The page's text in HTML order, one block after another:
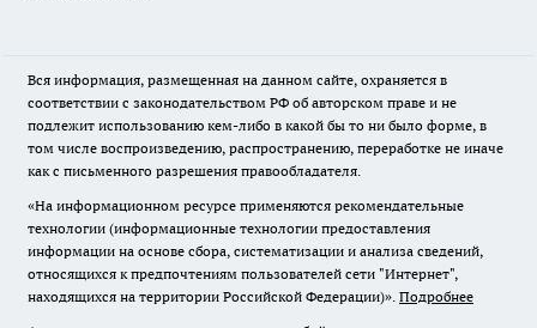
Вся информация, размещенная на данном сайте, охраняется в
соответствии с законодательством РФ об авторском праве и не
подлежит использованию кем-либо в какой бы то ни было форме, в
том числе воспроизведению, распространению, переработке не иначе
как с письменного разрешения правообладателя.
«На информационном ресурсе применяются рекомендательные
технологии (информационные технологии предоставления
информации на основе сбора, систематизации и анализа сведений,
относящихся к предпочтениям пользователей сети "Интернет",
находящихся на территории Российской Федерации)». Подробнее